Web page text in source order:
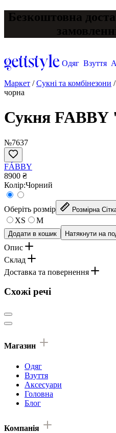
Безкоштовна
Одяг Взуття
Маркет /Сукні та комбінезони /
чорна
Сукня
№7637
FÁBBY
8900 ₴
Колір:Чорний
Оберіть розмір Розмірна
XS M
Додати в кошик Натякнути на
Опис
Склад
Доставка та повернення
Схожі речі
Магазин
Одяг
Взуття
Аксесуари
Головна
Блог
Компанія